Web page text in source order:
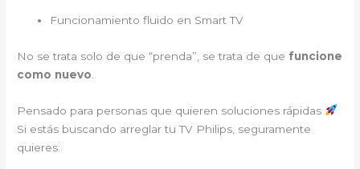
Funcionamiento fluido en Smart TV
No se trata solo de que “prenda”, se trata de que funcione
como nuevo
Pensado para personas que quieren soluciones rápidas
Si estás buscando arreglar tu TV Philips, seguramente
quieres: